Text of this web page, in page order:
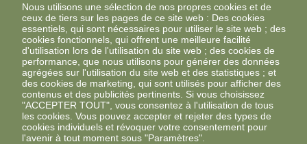
Nous utilisons une sélection de nos propres cookies et de
ceux de tiers sur les pages de ce site web : Des cookies
essentiels, qui sont nécessaires pour utiliser le site web ; des
cookies fonctionnels, qui offrent une meilleure facilité
d'utilisation lors de l'utilisation du site web ; des cookies de
performance, que nous utilisons pour générer des données
agrégées sur l'utilisation du site web et des statistiques ; et
des cookies de marketing, qui sont utilisés pour afficher des
contenus et des publicités pertinents. Si vous choisissez
"ACCEPTER TOUT", vous consentez à l'utilisation de tous
les cookies. Vous pouvez accepter et rejeter des types de
cookies individuels et révoquer votre consentement pour
l'avenir à tout moment sous "Paramètres".